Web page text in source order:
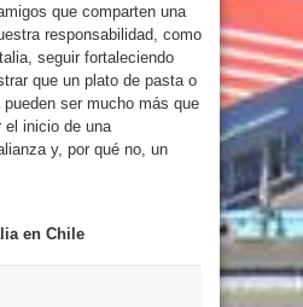
que comparten una
responsabilidad, como
seguir fortaleciendo
que un plato de pasta o
ser mucho más que
el inicio de una
y, por qué no, un
en Chile